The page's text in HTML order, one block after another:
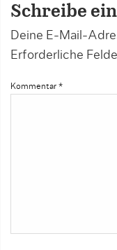
Schreibe
Deine E-Mail-
Erforderliche
Kommentar *